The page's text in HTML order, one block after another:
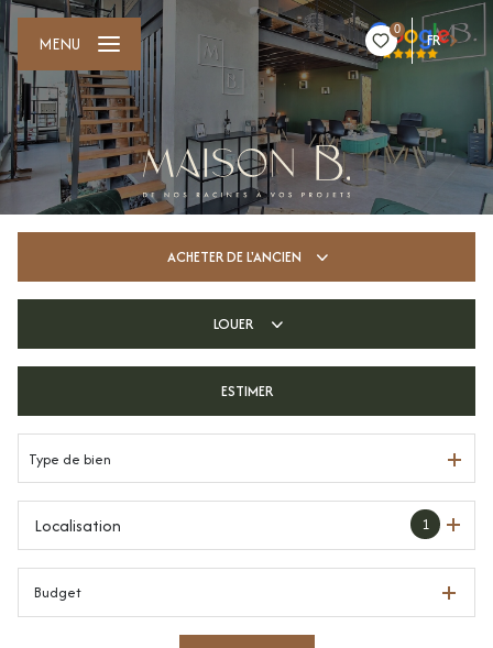
0
FR
MENU
ACHETERDE L'ANCIEN
De l'immo pro
LOUER
ESTIMER
Type de bien
1
Localisation
Budget